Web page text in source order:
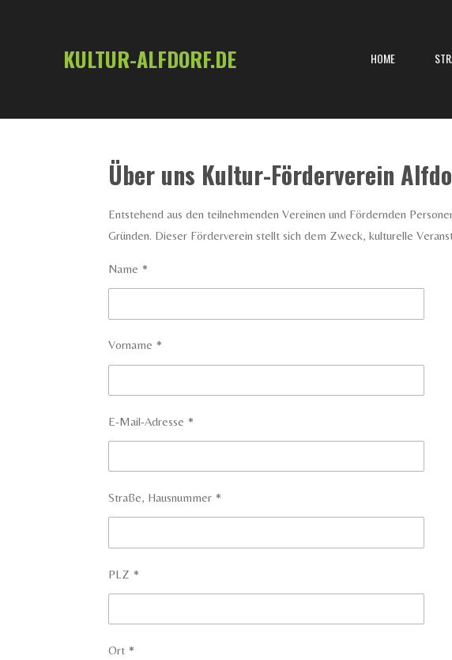
KULTUR-ALFDORF.DE HOME
Über uns Kultur-Förderverein
Entstehend aus den teilnehmenden Vereinen und Fördernden
Gründen. Dieser Förderverein stellt sich dem Zweck, kulturelle
Name *
Vorname *
E-Mail-Adresse *
Straße, Hausnummer *
PLZ *
Ort *